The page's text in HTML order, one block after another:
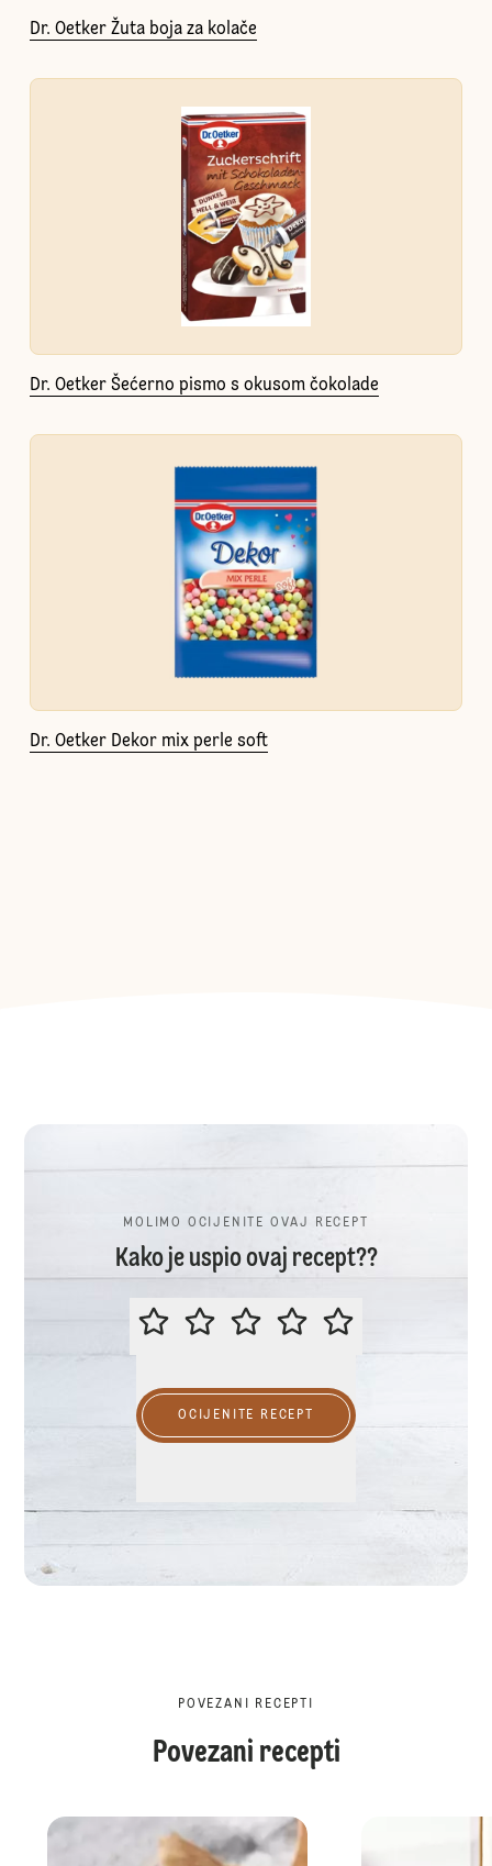
Dr. Oetker Žuta boja za kolače
Dr. Oetker Šećerno pismo s okusom čokolade
Dr. Oetker Dekor mix perle soft
MOLIMO OCIJENITE OVAJ RECEPT
Kako je uspio ovaj recept??
MOLIMO OCIJENITE OVAJ
OCIJENITE RECEPT
POVEZANI RECEPTI
Povezani recepti